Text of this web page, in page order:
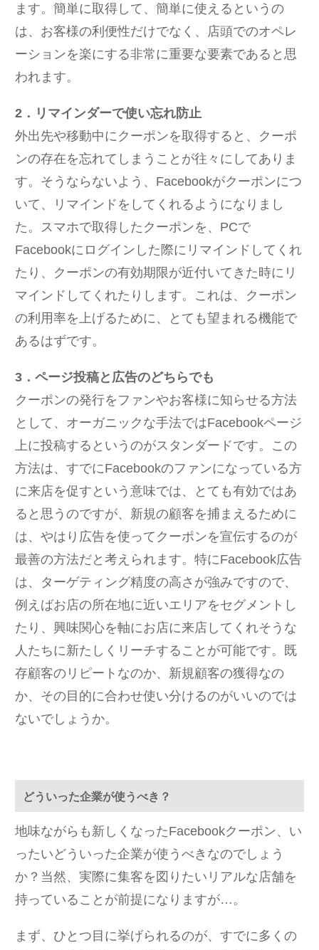
ます。簡単に取得して、簡単に使えるというの
は、お客様の利便性だけでなく、店頭でのオペレ
ーションを楽にする非常に重要な要素であると思
われます。
2．リマインダーで使い忘れ防止
外出先や移動中にクーポンを取得すると、クーポ
ンの存在を忘れてしまうことが往々にしてありま
す。そうならないよう、Facebookがクーポンにつ
いて、リマインドをしてくれるようになりまし
た。スマホで取得したクーポンを、PCで
Facebookにログインした際にリマインドしてくれ
たり、クーポンの有効期限が近付いてきた時にリ
マインドしてくれたりします。これは、クーポン
の利用率を上げるために、とても望まれる機能で
あるはずです。
3．ページ投稿と広告のどちらでも
クーポンの発行をファンやお客様に知らせる方法
として、オーガニックな手法ではFacebookページ
上に投稿するというのがスタンダードです。この
方法は、すでにFacebookのファンになっている方
に来店を促すという意味では、とても有効ではあ
ると思うのですが、新規の顧客を捕まえるために
は、やはり広告を使ってクーポンを宣伝するのが
最善の方法だと考えられます。特にFacebook広告
は、ターゲティング精度の高さが強みですので、
例えばお店の所在地に近いエリアをセグメントし
たり、興味関心を軸にお店に来店してくれそうな
人たちに新たしくリーチすることが可能です。既
存顧客のリピートなのか、新規顧客の獲得なの
か、その目的に合わせ使い分けるのがいいのでは
ないでしょうか。
どういった企業が使うべき？
地味ながらも新しくなったFacebookクーポン、い
ったいどういった企業が使うべきなのでしょう
か？当然、実際に集客を図りたいリアルな店舗を
持っていることが前提になりますが…。
まず、ひとつ目に挙げられるのが、すでに多くの